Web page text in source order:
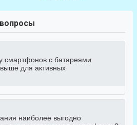
смартфонов с батареями
для активных
наиболее выгодно